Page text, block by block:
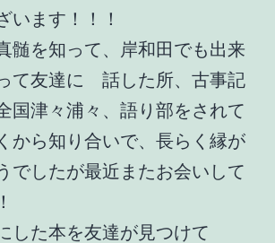
います！！！
髄を知って、岸和田でも出来
て友達に 話した所、古事記
国津々浦々、語り部をされて
から知り合いで、長らく縁が
でしたが最近またお会いして
した本を友達が見つけて